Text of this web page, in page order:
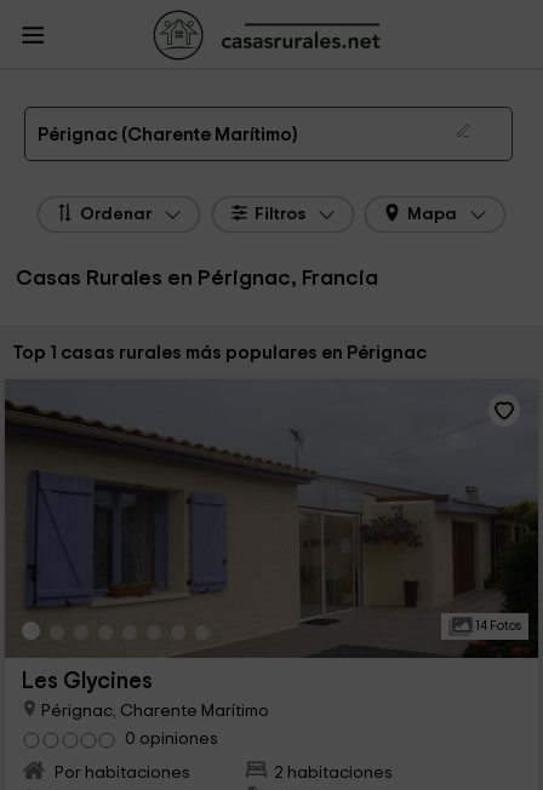
Casas Rurales Francia
Casas Rurales Charente Marítimo
Casas Rurales Pérignac
Las 1 mejores casas rurales en Pérignac de 2026
Pérignac (Charente Marítimo)
Ordenar Filtros Mapa
Casas Rurales en Pérignac, Francia
Ordenar por:
Top 1 casas rurales más populares en Pérignac
14 Fotos
Les Glycines
Pérignac, Charente Marítimo
0 opiniones
Por habitaciones
2 habitaciones